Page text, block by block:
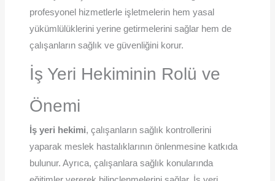
profesyonel hizmetlerle işletmelerin hem yasal
yükümlülüklerini yerine getirmelerini sağlar hem de
çalışanların sağlık ve güvenliğini korur.
İş Yeri Hekiminin Rolü ve
Önemi
İş yeri hekimi, çalışanların sağlık kontrollerini
yaparak meslek hastalıklarının önlenmesine katkıda
bulunur. Ayrıca, çalışanlara sağlık konularında